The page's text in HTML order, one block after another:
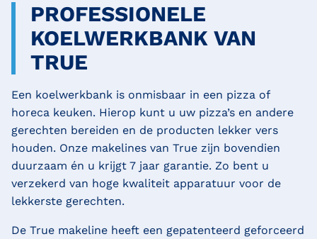
PROFESSIONELE
KOELWERKBANK VAN
TRUE
Een koelwerkbank is onmisbaar in een pizza of
horeca keuken. Hierop kunt u uw pizza’s en andere
gerechten bereiden en de producten lekker vers
houden. Onze makelines van True zijn bovendien
duurzaam én u krijgt 7 jaar garantie. Zo bent u
verzekerd van hoge kwaliteit apparatuur voor de
lekkerste gerechten.
De True makeline heeft een gepatenteerd geforceerd